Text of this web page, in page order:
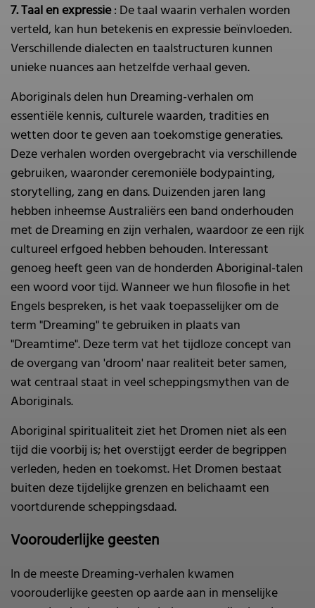
7. Taal en expressie: De taal waarin verhalen worden
verteld, kan hun betekenis en expressie beïnvloeden.
Verschillende dialecten en taalstructuren kunnen
unieke nuances aan hetzelfde verhaal geven.
Aboriginals delen hun Dreaming-verhalen om
essentiële kennis, culturele waarden, tradities en
wetten door te geven aan toekomstige generaties.
Deze verhalen worden overgebracht via verschillende
gebruiken, waaronder ceremoniële bodypainting,
storytelling, zang en dans. Duizenden jaren lang
hebben inheemse Australiërs een band onderhouden
met de Dreaming en zijn verhalen, waardoor ze een rijk
cultureel erfgoed hebben behouden. Interessant
genoeg heeft geen van de honderden Aboriginal-talen
een woord voor tijd. Wanneer we hun filosofie in het
Engels bespreken, is het vaak toepasselijker om de
term "Dreaming" te gebruiken in plaats van
"Dreamtime". Deze term vat het tijdloze concept van
de overgang van 'droom' naar realiteit beter samen,
wat centraal staat in veel scheppingsmythen van de
Aboriginals.
Aboriginal spiritualiteit ziet het Dromen niet als een
tijd die voorbij is; het overstijgt eerder de begrippen
verleden, heden en toekomst. Het Dromen bestaat
buiten deze tijdelijke grenzen en belichaamt een
voortdurende scheppingsdaad.
Voorouderlijke geesten
In de meeste Dreaming-verhalen kwamen
voorouderlijke geesten op aarde aan in menselijke